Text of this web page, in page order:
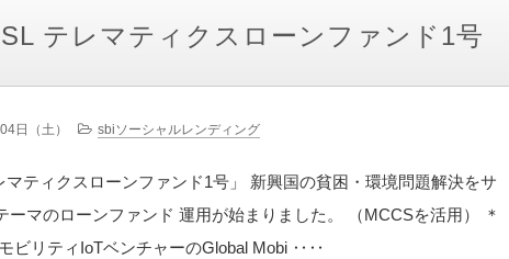
テレマティクスローンファンド1号
日（土） sbiソーシャルレンディング
マティクスローンファンド1号」 新興国の貧困・環境問題解決をサ
ーマのローンファンド 運用が始まりました。 （MCCSを活用） ＊
ビリティIoTベンチャーのGlobal Mobi ‥‥